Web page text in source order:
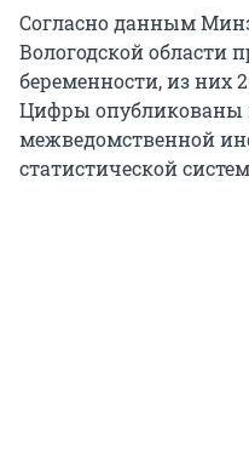
Согласно данным
Вологодской области
беременности, из них
Цифры опубликованы
межведомственной
статистической